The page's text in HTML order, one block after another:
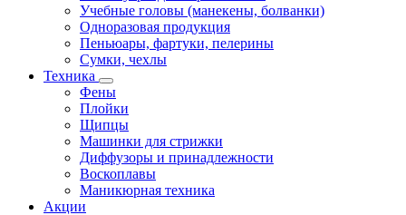
Учебные головы (манекены, болванки)
Одноразовая продукция
Пеньюары, фартуки, пелерины
Сумки, чехлы
Техника
Фены
Плойки
Щипцы
Машинки для стрижки
Диффузоры и принадлежности
Воскоплавы
Маникюрная техника
Акции